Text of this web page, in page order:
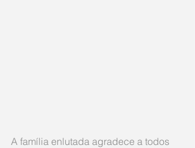
A família enlutada agradece a todos